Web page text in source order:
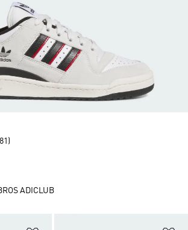
ADICLUB